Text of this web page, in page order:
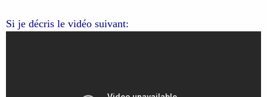
Si je décris le vidéo suivant: